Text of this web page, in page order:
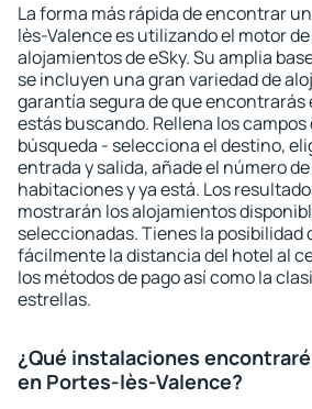
La forma más rápida de encontrar
lès-Valence es utilizando el motor
alojamientos de eSky. Su amplia
se incluyen una gran variedad de
garantía segura de que
estás buscando. Rellena los campos
búsqueda - selecciona el destino,
entrada y salida, añade el número
habitaciones y ya está. Los
mostrarán los alojamientos
seleccionadas. Tienes la posibilidad
fácilmente la distancia del hotel al
los métodos de pago así como la
estrellas.
¿Qué instalaciones
en Portes-lès-Valence?